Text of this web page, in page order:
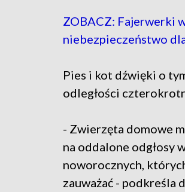
ZOBACZ: Fajerwerki
niebezpieczeństwo
Pies i kot dźwięki o
odległości
- Zwierzęta domowe
na oddalone odgłosy
noworocznych,
zauważać - podkreśla